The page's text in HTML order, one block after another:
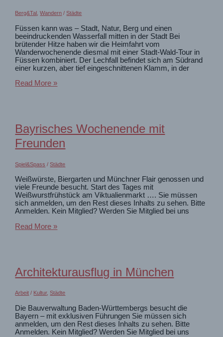
Berg&Tal ,Wandern /Städte
Füssen kann was – Stadt, Natur, Berg und einen
beeindruckenden Wasserfall mitten in der Stadt Bei
brütender Hitze haben wir die Heimfahrt vom
Wanderwochenende diesmal mit einer Stadt-Wald-Tour in
Füssen kombiniert. Der Lechfall befindet sich am Südrand
einer kurzen, aber tief eingeschnittenen Klamm, in der
Der
Füssen
Read More »
Bayrisches Wochenende mit
Freunden
Spiel&Spass /Städte
Weißwürste, Biergarten und Münchner Flair genossen und
viele Freunde besucht. Start des Tages mit
Weißwurstfrühstück am Viktualienmarkt …. Sie müssen
sich anmelden, um den Rest dieses Inhalts zu sehen. Bitte
Anmelden. Kein Mitglied? Werden Sie Mitglied bei uns
Bayrisches
Read More »
Architekturausflug in München
Arbeit / Kultur,Städte
Die Bauverwaltung Baden-Württembergs besucht die
Bayern – mit exklusiven Führungen Sie müssen sich
anmelden, um den Rest dieses Inhalts zu sehen. Bitte
Anmelden. Kein Mitglied? Werden Sie Mitglied bei uns